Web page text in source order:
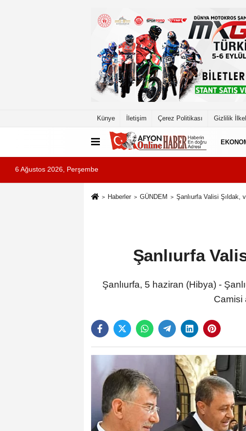
Künye İletişim Çerez Politikası Gizlilik
6 Ağustos 2026, Perşembe
Haberler GÜNDEM Şanlıurfa Valisi Şıldak,
Şanlıurfa
Şanlıurfa, 5 haziran (Hibya) -
Camisi